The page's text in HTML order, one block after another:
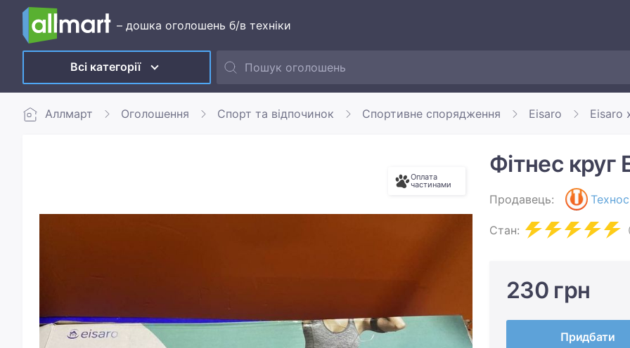
– дошка оголошень б/в техніки
Всі категорії
Аллмарт Оголошення Спорт та відпочинок Спортивне спорядження Eisaro Eisaro
Оплата
частинами
Фітнес круг
Продавець:
Стан:
230 грн
Придбати